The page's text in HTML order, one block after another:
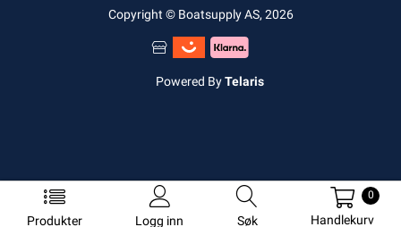
Produkter Logg inn Søk
0
Handlekurv
Copyright © Boatsupply AS, 2026
Powered ByTelaris